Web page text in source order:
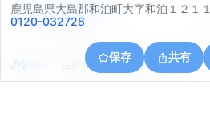
鹿児島県大島郡和泊町大字和泊１２１１
0120-032728
保存 共有
住所の取得に失敗しました
アプリで見る